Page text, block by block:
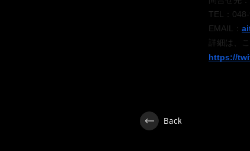
TEL：
EMAIL：
詳細は、
https://
Back